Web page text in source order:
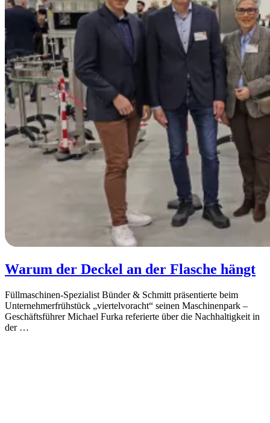
Warum der Deckel an der Flasche hängt
Füllmaschinen-Spezialist Bünder & Schmitt präsentierte beim
Unternehmerfrühstück „viertelvoracht“ seinen Maschinenpark –
Geschäftsführer Michael Furka referierte über die Nachhaltigkeit in
der …